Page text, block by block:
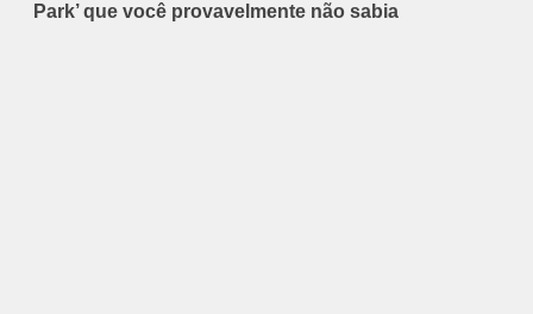
Park’ que você provavelmente não sabia